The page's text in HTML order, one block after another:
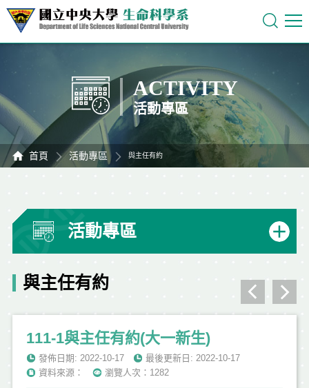
ACTIVITY
活動專區
首頁 活動專區 與主任有約
活動專區
與主任有約
111-1與主任有約(大一新生)
發佈日期: 2022-10-17
最後更新日: 2022-10-17
資料來源：
瀏覽人次：1282